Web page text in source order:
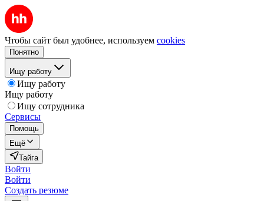
Чтобы сайт был удобнее, используем cookies
Понятно
Ищу работу
Ищу работу
Ищу работу
Ищу сотрудника
Сервисы
Помощь
Ещё
Тайга
Войти
Войти
Создать резюме